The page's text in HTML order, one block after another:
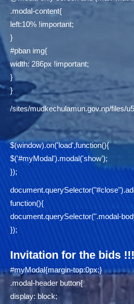
.modal-content{
left:10% !important;
}
#pban img{
width: 286px !important;
}
}
/sites/mudkechulamun.gov.np/files/
$(window).on('load',function(){
$('#myModal').modal('show');
});
function(){
document.querySelector(".modal-
});
Invitation for the bids !!!
#myModal{margin-top:0px;}
.modal-header button{
display: block;